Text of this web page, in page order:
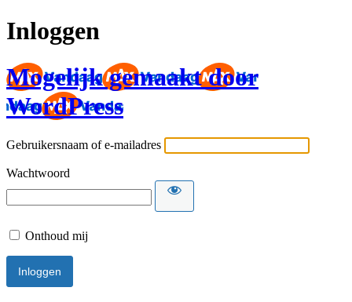
Inloggen
Mogelijk gemaakt door
WordPress
Gebruikersnaam of e-mailadres
Wachtwoord
Onthoud mij